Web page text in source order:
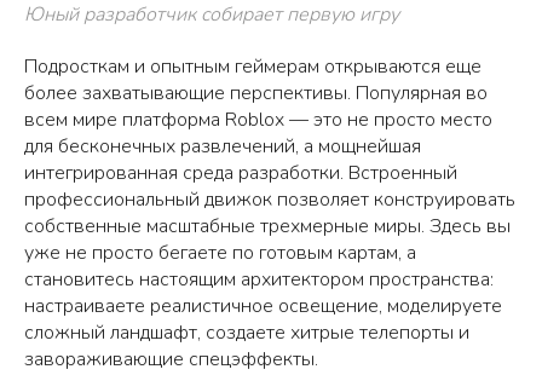
Юный разработчик собирает первую игру
Подросткам и опытным геймерам открываются еще
более захватывающие перспективы. Популярная во
всем мире платформа Roblox — это не просто место
для бесконечных развлечений, а мощнейшая
интегрированная среда разработки. Встроенный
профессиональный движок позволяет конструировать
собственные масштабные трехмерные миры. Здесь вы
уже не просто бегаете по готовым картам, а
становитесь настоящим архитектором пространства:
настраиваете реалистичное освещение, моделируете
сложный ландшафт, создаете хитрые телепорты и
завораживающие спецэффекты.